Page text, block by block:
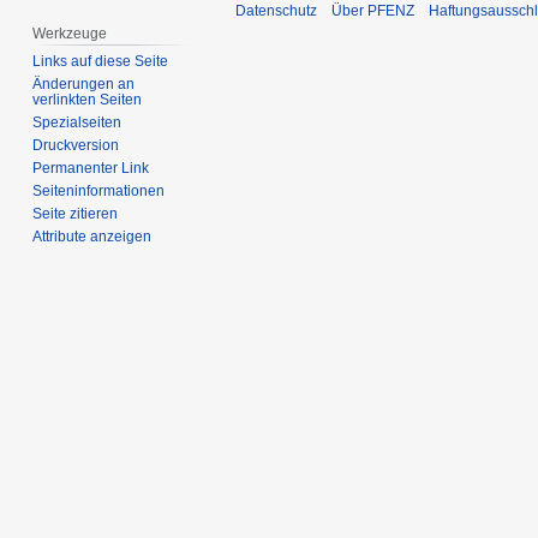
Werkzeuge
Links auf diese Seite
Änderungen an
verlinkten Seiten
Spezialseiten
Druckversion
Permanenter Link
Seiten­­informationen
Seite zitieren
Attribute anzeigen
Datenschutz Über PFENZ